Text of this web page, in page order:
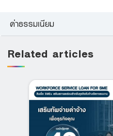
ค่าธรรมเนียม
Related articles